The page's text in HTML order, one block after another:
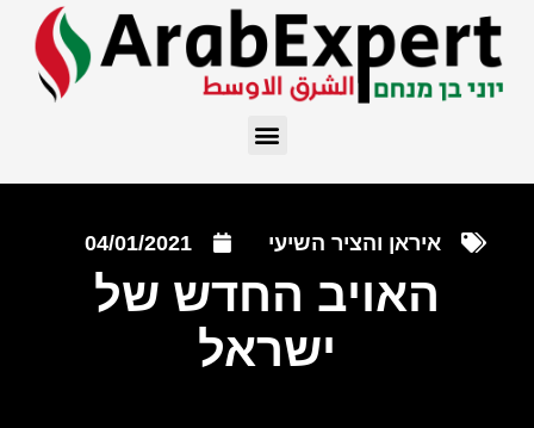
איראן והציר השיעי 04/01/2021
האויב החדש של
ישראל